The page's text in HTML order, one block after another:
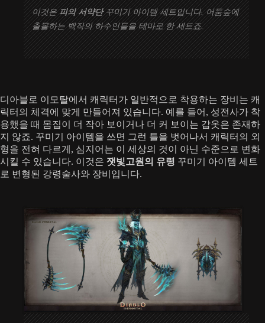
이것은피의 서약단꾸미기 아이템 세트입니다. 어둠숲에
출몰하는 백작의 하수인들을 테마로 한 세트죠.
디아블로 이모탈에서 캐릭터가 일반적으로 착용하는 장비는 캐
릭터의 체격에 맞게 만들어져 있습니다. 예를 들어, 성전사가 착
용했을 때 몸집이 더 작아 보이거나 더 커 보이는 갑옷은 존재하
지 않죠. 꾸미기 아이템을 쓰면 그런 틀을 벗어나서 캐릭터의 외
형을 전혀 다르게, 심지어는 이 세상의 것이 아닌 수준으로 변화
시킬 수 있습니다. 이것은 잿빛고원의 유령 꾸미기 아이템 세트
로 변형된 강령술사와 장비입니다.